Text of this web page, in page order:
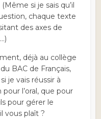
si je sais qu’il
chaque texte
des axes de
déjà au collège
BAC de Français,
je vais réussir à
l’oral, que pour
pour gérer le
vous plaît ?